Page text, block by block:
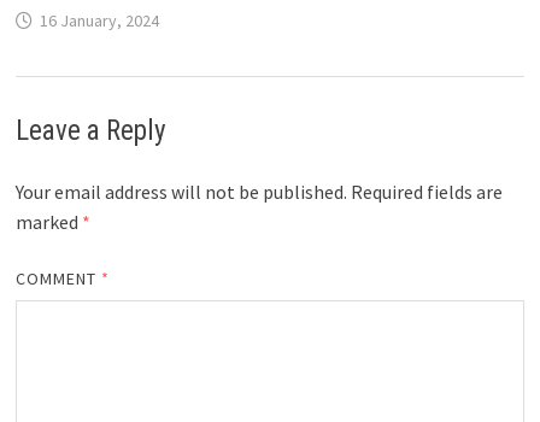
16 January, 2024
Leave a Reply
Your email address will not be published. Required fields are
marked *
COMMENT *